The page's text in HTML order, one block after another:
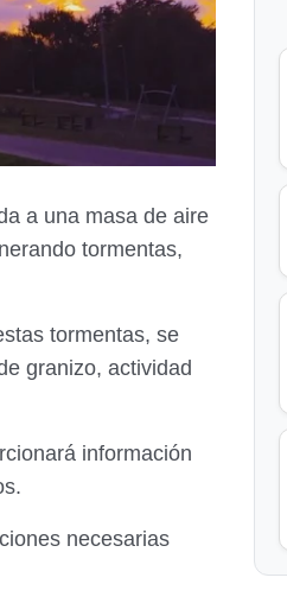
a una masa de aire
tormentas,
tormentas, se
granizo, actividad
información
necesarias